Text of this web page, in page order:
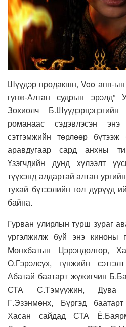
Шүүдэр продакшн, Voo апп-ын
гүнж-Алтан судрын эрэлд”
Зохиолч
романаас сэдэвлэсэн
сэтгэмжийн төрлөөр бүтээж
аравдугаар сард анхны
Үзэгчдийн дунд хүлээлт
түүхэнд алдартай алтан
тухай бүтээлийн гол дүрүүд
байна.
Гурван улирлын турш зураг
үргэлжилж буй энэ киноны
Мөнхбатын Цэрэндолгор,
О.Гэрэлсүх, гүнжийн
Абатай баатарт жүжигчин
СТА С.Тэмүүжин, Дува
Г.Эзэнмөнх, Бүргэд
Хасан сайдад СТА